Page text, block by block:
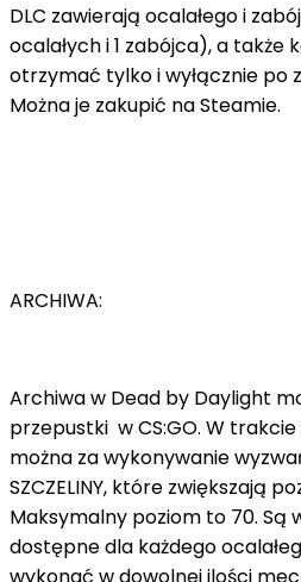
DLC zawierają ocalałego i
ocalałych i 1 zabójca), a
otrzymać tylko i wyłącznie po
Można je zakupić na Steamie.
ARCHIWA:
Archiwa w Dead by Daylight
przepustki w CS:GO. W
można za wykonywanie
SZCZELINY, które zwiększają
Maksymalny poziom to 70. Są
dostępne dla każdego
wykonać w dowolnej ilości